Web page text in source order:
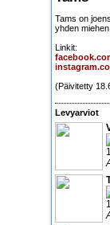
Tams on
yhden miehen
Linkit:
(Päivitetty
Levyarviot